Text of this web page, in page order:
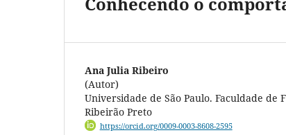
Ana Julia Ribeiro
(Autor)
Universidade de São Paulo. Faculdade de
Ribeirão Preto
https://orcid.org/0009-0003-8608-2595